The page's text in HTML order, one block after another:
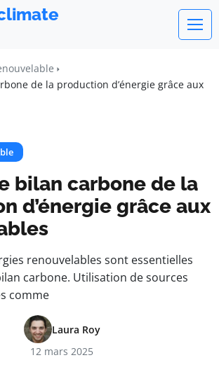
de la production d’énergie grâce aux
bilan carbone de la
d’énergie grâce aux
renouvelables sont essentielles
carbone. Utilisation de sources
comme
Laura Roy
12 mars 2025